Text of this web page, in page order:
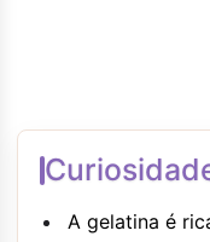
A gelatina é